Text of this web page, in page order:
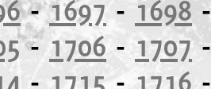
-1697 - 1698
-1706- 1707
- 1715-1716